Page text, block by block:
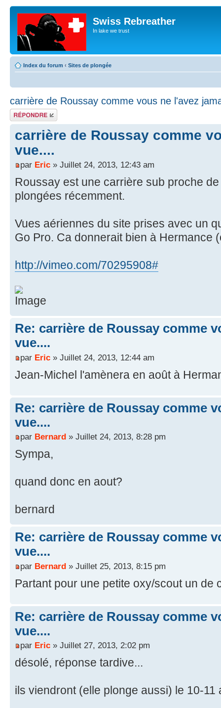
Swiss Rebreather
In lake we trust
Index du forum ‹ Sites de plongée
carrière de Roussay comme vous ne l'avez
Répondre
carrière de Roussay comme
vue....
par Eric » Juillet 24, 2013, 12:43 am
Roussay est une carrière sub proche
plongées récemment.
Vues aériennes du site prises avec un
Go Pro. Ca donnerait bien à Hermance
http://vimeo.com/70295908#
Re: carrière de Roussay comme
vue....
par Eric » Juillet 24, 2013, 12:44 am
Jean-Michel l'amènera en août à
Re: carrière de Roussay comme
vue....
par Bernard » Juillet 24, 2013, 8:28 pm
Sympa,
quand donc en aout?
bernard
Re: carrière de Roussay comme
vue....
par Bernard » Juillet 25, 2013, 8:15 pm
Partant pour une petite oxy/scout un de
Re: carrière de Roussay comme
vue....
par Eric » Juillet 27, 2013, 2:02 pm
désolé, réponse tardive...
ils viendront (elle plonge aussi) le 10-11